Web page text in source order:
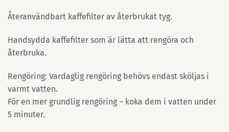
Återanvändbart kaffefilter av återbrukat tyg.
Handsydda kaffefilter som är lätta att rengöra och
återbruka.
Rengöring: Vardaglig rengöring behövs endast sköljas i
varmt vatten.
För en mer grundlig rengöring – koka dem i vatten under
5 minuter.